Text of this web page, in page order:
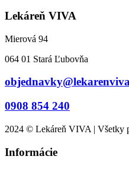
Lekáreň VIVA
Mierová 94
064 01 Stará Ľubovňa
0908 854 240
2024 © Lekáreň VIVA | Všetky
Informácie